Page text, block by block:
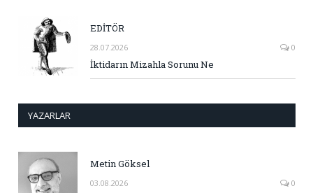
EDİTÖR
28.07.2026 0
İktidarın Mizahla Sorunu Ne
YAZARLAR
Metin Göksel
03.08.2026 0